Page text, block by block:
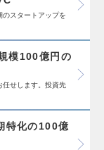
スタートアップを
模100億円の
任せします。投資先
特化の100億